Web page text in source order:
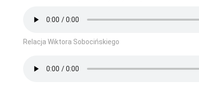
Relacja Wiktora Sobocińskiego